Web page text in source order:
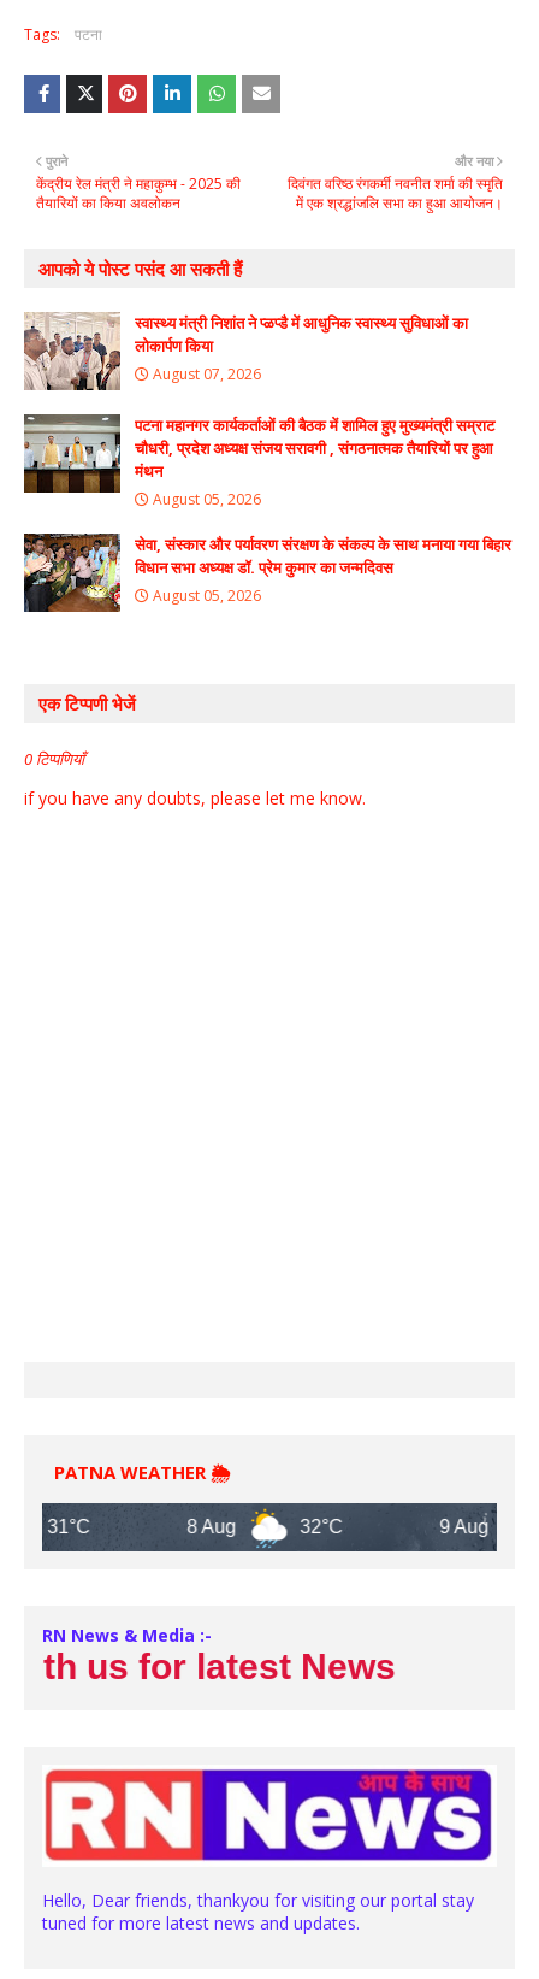
Tags: पटना
और नया
दिवंगत वरिष्ठ रंगकर्मी नवनीत शर्मा की स्मृति
में एक श्रद्धांजलि सभा का हुआ आयोजन।
पुराने
केंद्रीय रेल मंत्री ने महाकुम्भ - 2025 की
तैयारियों का किया अवलोकन
आपको ये पोस्ट पसंद आ सकती हैं
स्वास्थ्य मंत्री निशांत ने प्ळप्डै में आधुनिक स्वास्थ्य सुविधाओं का
लोकार्पण किया
August 07, 2026
पटना महानगर कार्यकर्ताओं की बैठक में शामिल हुए मुख्यमंत्री सम्राट
चौधरी, प्रदेश अध्यक्ष संजय सरावगी , संगठनात्मक तैयारियों पर हुआ
मंथन
August 05, 2026
सेवा, संस्कार और पर्यावरण संरक्षण के संकल्प के साथ मनाया गया बिहार
विधान सभा अध्यक्ष डॉ. प्रेम कुमार का जन्मदिवस
August 05, 2026
एक टिप्पणी भेजें
0 टिप्पणियाँ
if you have any doubts, please let me know.
PATNA WEATHER 🌦️
32°C 31°C
RN News & Media :-
for latest News
Hello, Dear friends, thankyou for visiting our portal stay
tuned for more latest news and updates.